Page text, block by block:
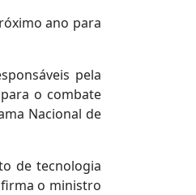
ano para
pela
o combate
Nacional de
de tecnologia
o ministro